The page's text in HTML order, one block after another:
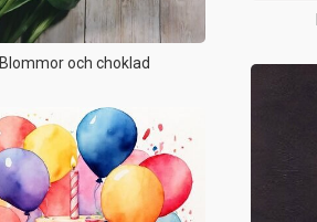
Blommor och choklad